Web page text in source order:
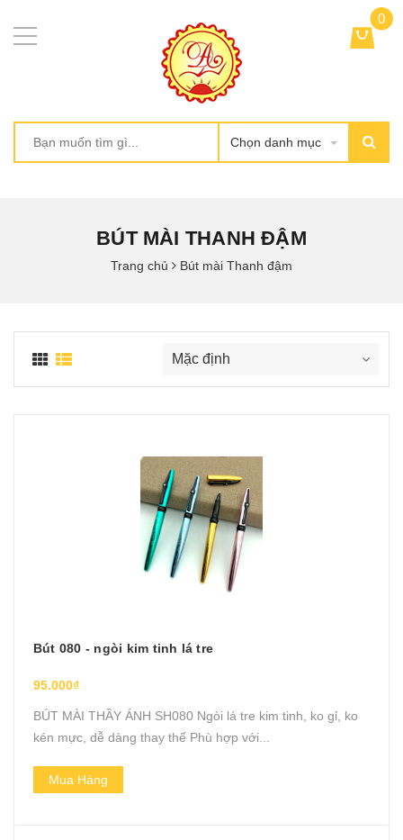
Chọn danh mục
0
BÚT MÀI THANH ĐẬM
Trang chủ Bút mài Thanh đậm
Bút 080 - ngòi kim tinh lá tre
95.000₫
BÚT MÀI THẦY ÁNH SH080 Ngòi lá tre kim tinh, ko gỉ, ko
kén mực, dễ dàng thay thế Phù hợp với...
Mua Hàng